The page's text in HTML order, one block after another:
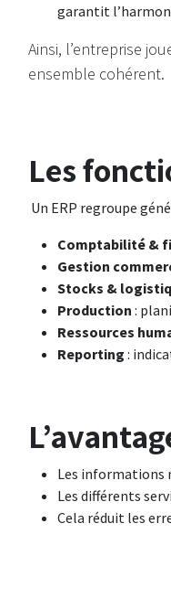
garantit
Ainsi, l’entreprise
ensemble cohérent.
Les
Un ERP regroupe
Comptabilité &
Gestion
Stocks &
Production :
Ressources
Reporting :
Les informations
Les différents
Cela réduit les